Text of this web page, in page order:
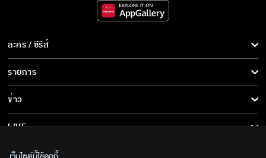
ละคร / ซีรีส์
ละคร/ซีรีส์
ซีรีส์นานาชาติ
การ์ตูน & เกม
รายการ
รายการทั้งหมด
ข่าว
ข่าวทั้งหมด
LIVE
เกี่ยวกับเรา